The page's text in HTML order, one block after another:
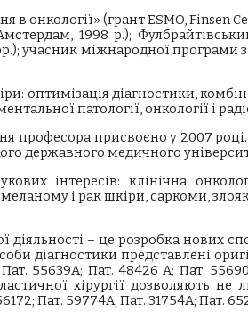
онкології» (грант ESMO, Finsen
1998 р.);
учасник міжнародної програми
оптимізація діагностики,
патології, онкології і
професора присвоєно у 2007
державного медичного
інтересів: клінічна
і рак шкіри, саркоми,
– це розробка нових
діагностики представлені
55639А; Пат. 48426 А; Пат.
хірургії дозволяють
Пат. 59774A; Пат. 31754А; Пат.